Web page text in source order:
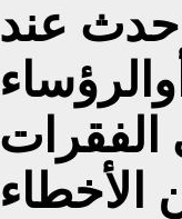
حدث عند
الأخطاء